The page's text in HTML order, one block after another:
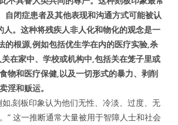
自闭症患者及其他表现和沟通方式可能被认
人。这种将残疾人非人化和物化的观念是一
的根源,例如包括优生学在内的医疗实验,杀
在家中、学校或机构中,包括关在笼子里或
物和医疗保健,以及一切形式的暴力、剥削
淫和贩运。
如,刻板印象认为他们无性、冷淡、过度、无
” 这一推断通常大量被用于智障人士和社会